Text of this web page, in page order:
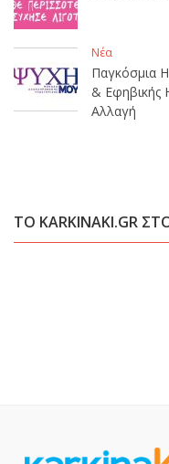
Νέα
Παγκόσμια
& Εφηβικής
Αλλαγή
ΤΟ KARKINAKI.GR